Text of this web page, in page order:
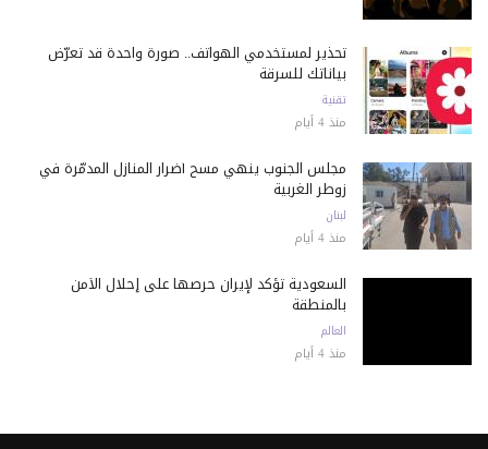
تحذير لمستخدمي الهواتف.. صورة واحدة قد تعرّض
بياناتك للسرقة
تقنية
منذ 4 أيام
مجلس الجنوب ينهي مسح أضرار المنازل المدمّرة في
زوطر الغربية
لبنان
منذ 4 أيام
السعودية تؤكد لإيران حرصها على إحلال الأمن
بالمنطقة
العالم
منذ 4 أيام